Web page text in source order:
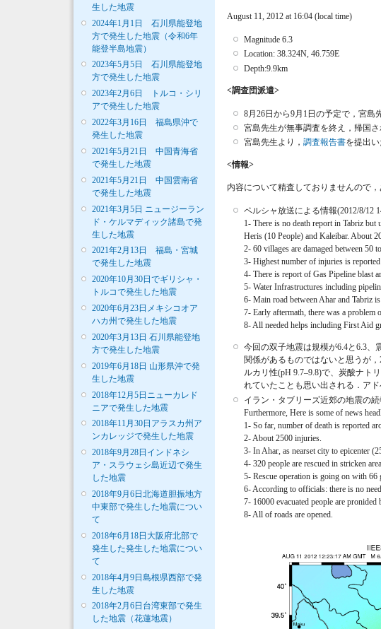
生した地震
2024年1月1日 石川県能登地
方で発生した地震（令和6年
能登半島地震）
2023年5月5日 石川県能登地
方で発生した地震
2023年2月6日 トルコ・シリ
アで発生した地震
2022年3月16日 福島県沖で
発生した地震
2021年5月21日 中国青海省
で発生した地震
2021年5月21日 中国雲南省
で発生した地震
2021年3月5日 ニュージーラン
ド・ケルマディック諸島で発
生した地震
2021年2月13日 福島・宮城
で発生した地震
2020年10月30日でギリシャ・
トルコで発生した地震
2020年6月23日メキシコオア
ハカ州で発生した地震
2020年3月13日 石川県能登地
方で発生した地震
2019年6月18日 山形県沖で発
生した地震
2018年12月5日ニューカレド
ニアで発生した地震
2018年11月30日アラスカ州ア
ンカレッジで発生した地震
2018年9月28日インドネシ
ア・スラウェシ島近辺で発生
した地震
2018年9月6日北海道胆振地方
中東部で発生した地震につい
て
2018年6月18日大阪府北部で
発生した発生した地震につい
て
2018年4月9日島根県西部で発
生した地震
2018年2月6日台湾東部で発生
した地震（花蓮地震）
August 11, 2012 at 16:04 (local time)
Magnitude 6.3
Location: 38.324N, 46.759E
Depth:9.9km
<調査団派遣>
8月26日から9月1日の予定で，宮
宮島先生が無事調査を終え，帰国さ
宮島先生より，調査報告書を提出い
<情報>
内容について精査しておりませんので
ペルシャ放送による情報(2012/8/12
1- There is no death report in Tabriz
Heris (10 People) and Kaleibar. About
2- 60 villages are damaged between 50
3- Highest number of injuries is
4- There is report of Gas Pipeline blast
5- Water Infrastructures including
6- Main road between Ahar and Tabriz
7- Early aftermath, there was a
8- All needed helps including First Aid
今回の双子地震は規模が6.4と6.3
関係があるものではないと思うが
ルカリ性(pH 9.7–9.8)で、炭酸ナト
れていたことも思い出される．ア
イラン・タブリーズ近郊の地震の
Furthermore, Here is some of news
1- So far, number of death is reported
2- About 2500 injuries.
3- In Ahar, as nearset city to epicenter
4- 320 people are rescued in stricken
5- Rescue operation is going on with 66
6- According to officials: there is no
7- 16000 evacuated people are
8- All of roads are opened.